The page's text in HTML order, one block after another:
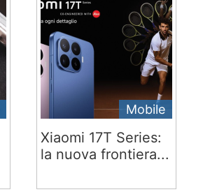
Mobile
Xiaomi 17T Series:
la nuova frontiera...